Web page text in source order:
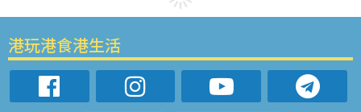
港玩港食港生活